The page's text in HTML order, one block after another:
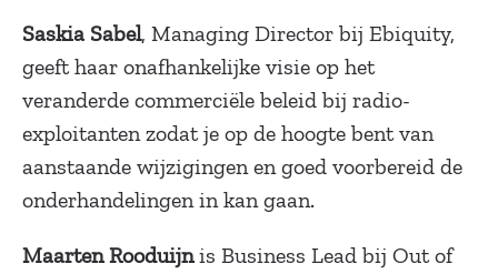
Saskia Sabel, Managing Director bij Ebiquity,
geeft haar onafhankelijke visie op het
veranderde commerciële beleid bij radio-
exploitanten zodat je op de hoogte bent van
aanstaande wijzigingen en goed voorbereid de
onderhandelingen in kan gaan.
Maarten Rooduijnis Business Lead bij Out of